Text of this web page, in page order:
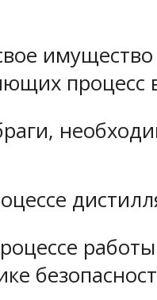
процесс